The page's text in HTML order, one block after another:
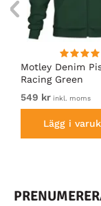
Motley Denim
Racing Green
549 kr inkl. moms
Lägg i